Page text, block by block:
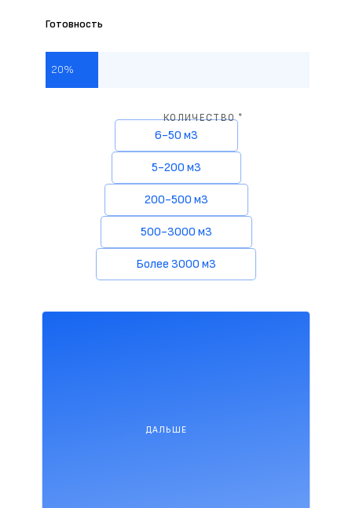
Готовность
20%
КОЛИЧЕСТВО *
6-50 м3
5-200 м3
200-500 м3
500-3000 м3
Более 3000 м3
ДАЛЬШЕ